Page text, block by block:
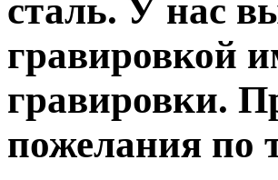
сталь. У нас
гравировкой
гравировки.
пожелания по